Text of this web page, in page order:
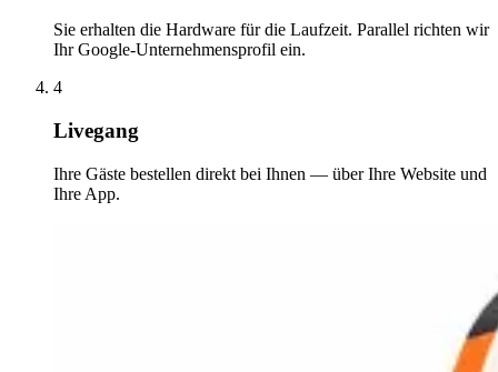
Sie erhalten die Hardware für die Laufzeit. Parallel richten wir
Ihr Google-Unternehmensprofil ein.
4
Livegang
Ihre Gäste bestellen direkt bei Ihnen — über Ihre Website und
Ihre App.